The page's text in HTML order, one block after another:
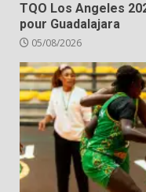
TQO Los Angeles
pour Guadalajara
05/08/2026